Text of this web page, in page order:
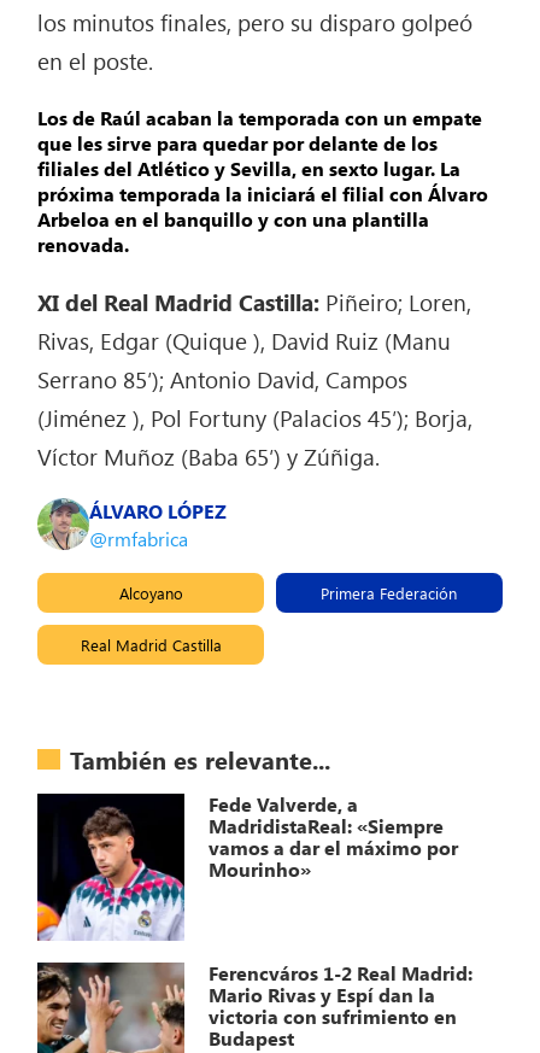
los minutos finales, pero su disparo golpeó
en el poste.
Los de Raúl acaban la temporada con un empate
que les sirve para quedar por delante de los
filiales del Atlético y Sevilla, en sexto lugar. La
próxima temporada la iniciará el filial con Álvaro
Arbeloa en el banquillo y con una plantilla
renovada.
XI del Real Madrid Castilla: Piñeiro; Loren,
Rivas, Edgar (Quique ), David Ruiz (Manu
Serrano 85′); Antonio David, Campos
(Jiménez ), Pol Fortuny (Palacios 45′); Borja,
Víctor Muñoz (Baba 65′) y Zúñiga.
ÁLVARO LÓPEZ
@rmfabrica
Alcoyano Primera Federación
Real Madrid Castilla
También es relevante...
Fede Valverde, a
MadridistaReal: «Siempre
vamos a dar el máximo por
Mourinho»
Ferencváros 1-2 Real Madrid:
Mario Rivas y Espí dan la
victoria con sufrimiento en
Budapest